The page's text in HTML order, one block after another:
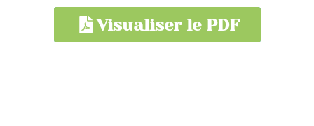
Visualiser le PDF